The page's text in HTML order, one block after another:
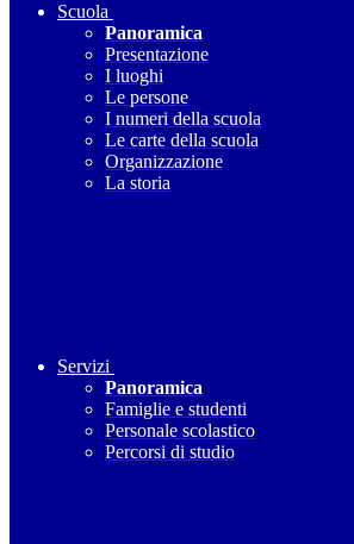
Scuola
Panoramica
Presentazione
I luoghi
Le persone
I numeri della scuola
Le carte della scuola
Organizzazione
La storia
Servizi
Panoramica
Famiglie e studenti
Personale scolastico
Percorsi di studio